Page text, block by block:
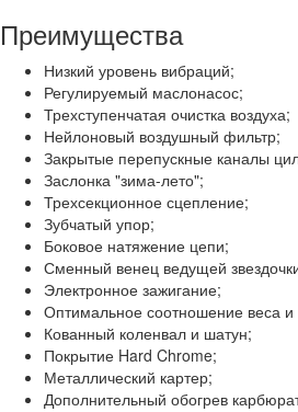
Преимущества
Низкий уровень вибраций;
Регулируемый маслонасос;
Трехступенчатая очистка воздуха;
Нейлоновый воздушный фильтр;
Закрытые перепускные каналы
Заслонка "зима-лето";
Трехсекционное сцепление;
Зубчатый упор;
Боковое натяжение цепи;
Сменный венец ведущей
Электронное зажигание;
Оптимальное соотношение веса
Кованный коленвал и шатун;
Покрытие Hard Chrome;
Металлический картер;
Дополнительный обогрев